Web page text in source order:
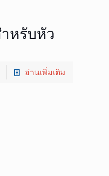
หรับหัว
อ่านเพิ่มเติม